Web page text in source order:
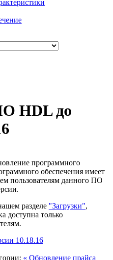
HDL до
программного
обеспечения имеет
пользователям данного ПО
разделе "Загрузки",
доступна только
« Обновление прайса